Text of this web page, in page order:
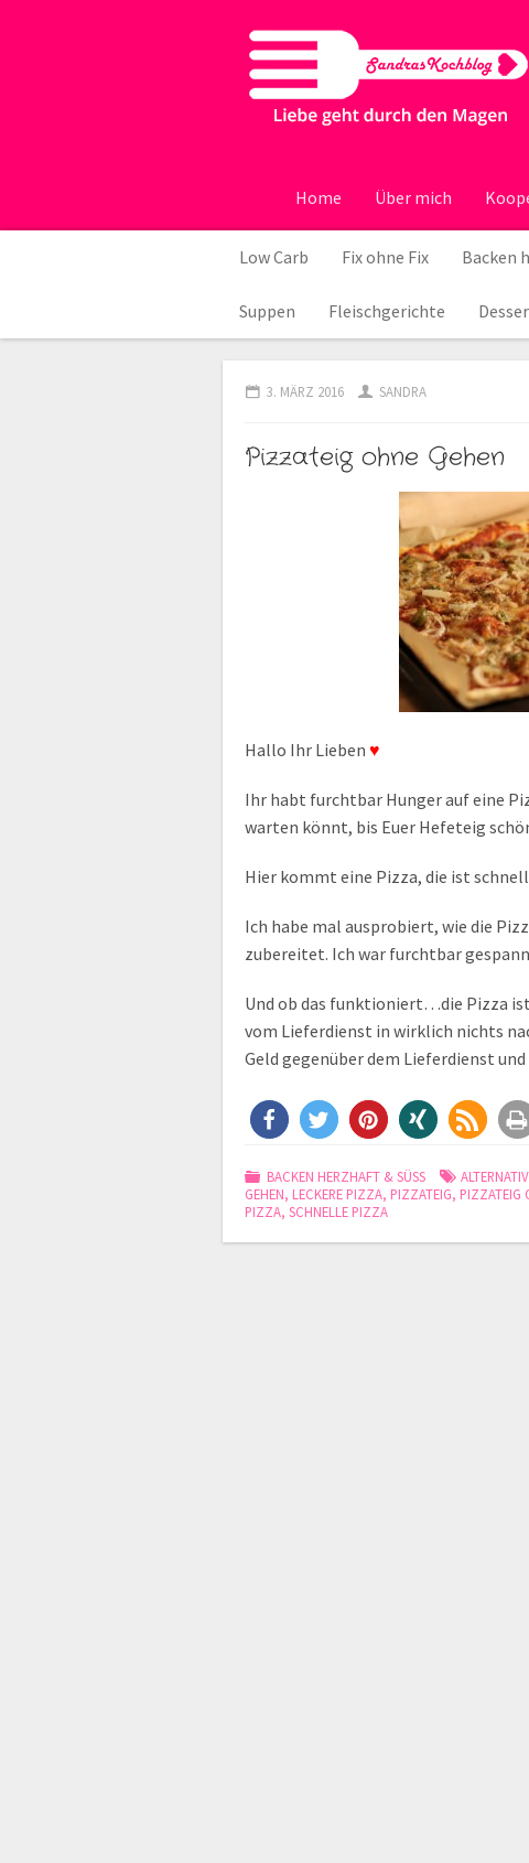
Home Über mich
Low Carb Fix ohne Fix Backen
Suppen Fleischgerichte
3. MÄRZ 2016 SANDRA
Pizzateig ohne Gehen
Hallo Ihr Lieben ♥
Ihr habt furchtbar Hunger auf eine
warten könnt, bis Euer Hefeteig
Hier kommt eine Pizza, die ist
Ich habe mal ausprobiert, wie die
zubereitet. Ich war furchtbar
Und ob das funktioniert…die Pizza
vom Lieferdienst in wirklich nichts
Geld gegenüber dem Lieferdienst
BACKEN HERZHAFT & SÜSS
GEHEN, LECKERE PIZZA, PIZZATEIG, PIZZATEIG
PIZZA, SCHNELLE PIZZA